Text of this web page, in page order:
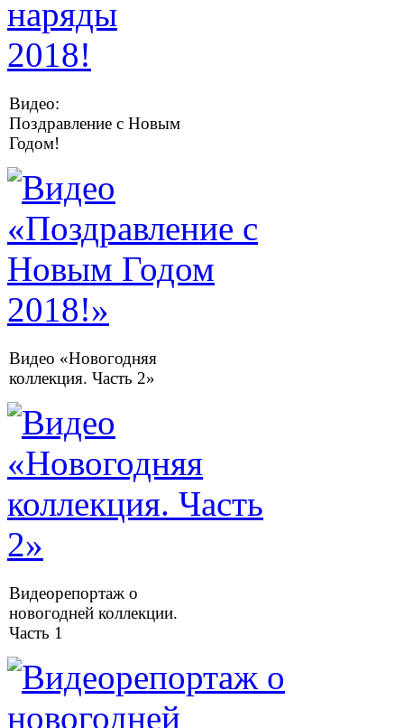
Видео:
Поздравление с Новым
Годом!
Видео «Новогодняя
коллекция. Часть 2»
Видеорепортаж о
новогодней коллекции.
Часть 1